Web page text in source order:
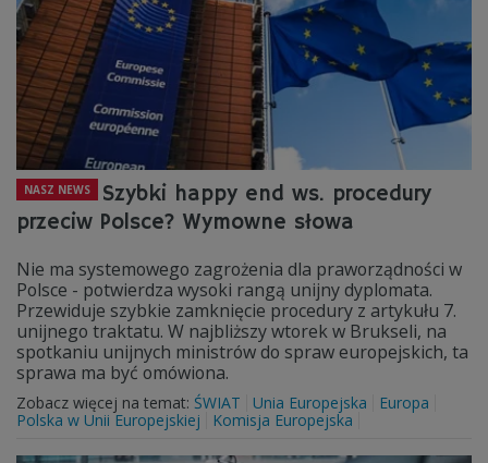
NASZ NEWS
Szybki happy end ws. procedury
przeciw Polsce? Wymowne słowa
Nie ma systemowego zagrożenia dla praworządności w
Polsce - potwierdza wysoki rangą unijny dyplomata.
Przewiduje szybkie zamknięcie procedury z artykułu 7.
unijnego traktatu. W najbliższy wtorek w Brukseli, na
spotkaniu unijnych ministrów do spraw europejskich, ta
sprawa ma być omówiona.
Zobacz więcej na temat: ŚWIAT Unia Europejska
Europa
Polska w Unii Europejskiej
Komisja Europejska